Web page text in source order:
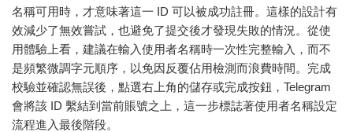
名稱可用時，才意味著這一 ID 可以被成功註冊。這樣的設計有
效減少了無效嘗試，也避免了提交後才發現失敗的情況。從使
用體驗上看，建議在輸入使用者名稱時一次性完整輸入，而不
是頻繁微調字元順序，以免因反覆佔用檢測而浪費時間。完成
校驗並確認無誤後，點選右上角的儲存或完成按鈕，Telegram
會將該 ID 繫結到當前賬號之上，這一步標誌著使用者名稱設定
流程進入最後階段。